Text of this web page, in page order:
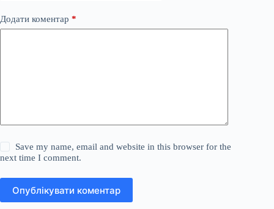
Додати коментар *
Save my name, email and website in this browser for the
next time I comment.
Опублікувати коментар